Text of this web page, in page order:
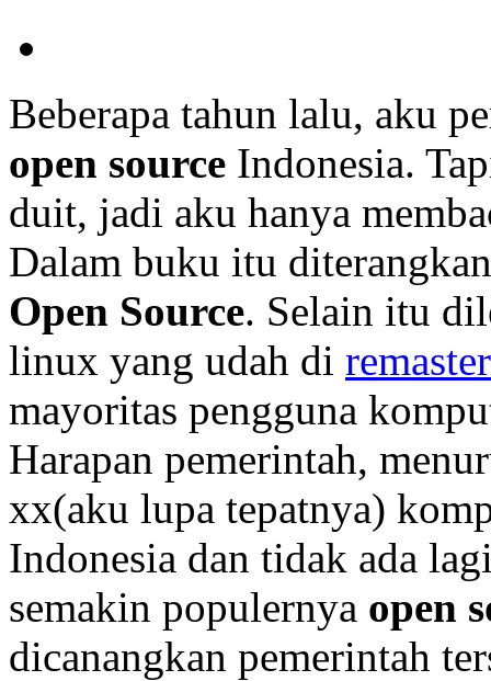
Beberapa tahun lalu, aku
open source Indonesia.
duit, jadi aku hanya
Dalam buku itu
Open Source. Selain itu
linux yang udah di
mayoritas pengguna
Harapan pemerintah,
xx(aku lupa tepatnya)
Indonesia dan tidak ada
semakin populernya open
dicanangkan pemerintah